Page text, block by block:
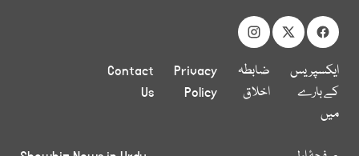
ایکسپریس
کے بارے
میں
ضابطہ
اخلاق
Privacy
Policy
Contact
Us